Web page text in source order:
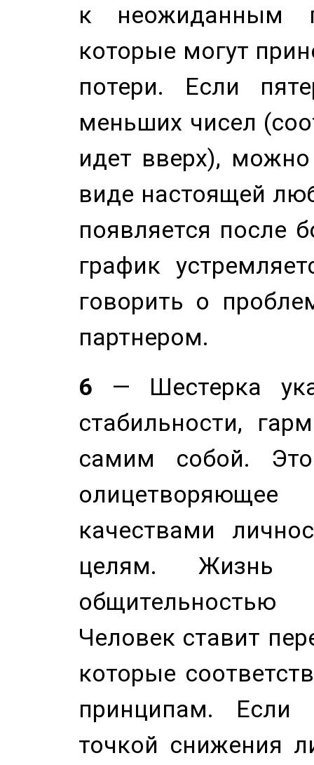
к неожиданным
которые могут
потери. Если
меньших чисел
идет вверх),
виде настоящей
появляется после
график
говорить о
партнером.
6 — Шестерка
стабильности,
самим собой.
качествами
целям. Жизнь
Человек ставит
которые
принципам. Если
точкой снижения